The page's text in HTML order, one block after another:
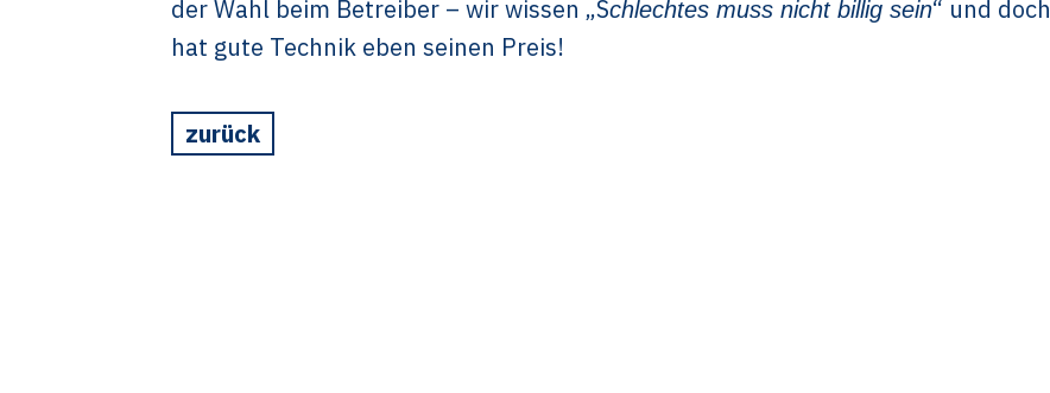
der Wahl beim Betreiber – wir wissen „Schlechtes muss nicht billig sein“ und doch
hat gute Technik eben seinen Preis!
zurück